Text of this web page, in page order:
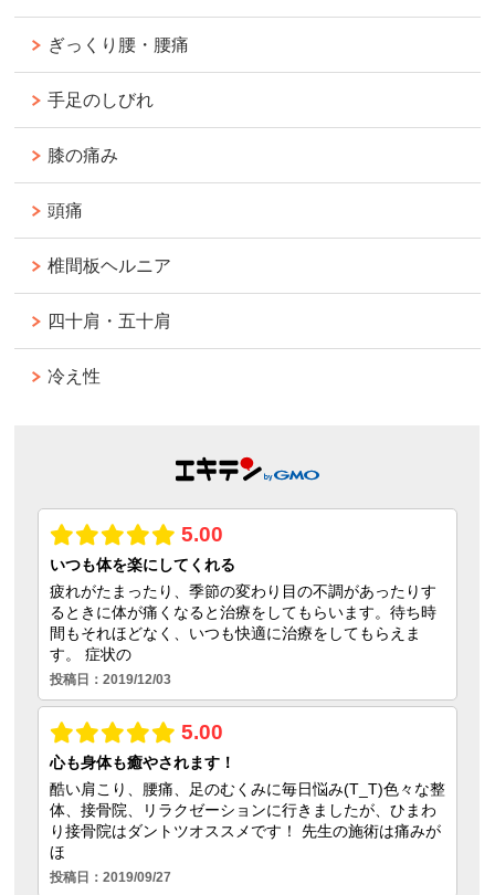
ぎっくり腰・腰痛
手足のしびれ
膝の痛み
頭痛
椎間板ヘルニア
四十肩・五十肩
冷え性